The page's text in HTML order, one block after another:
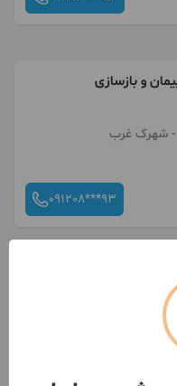
و بازسازى
- شهرک غرب
091208***93
تاصد ازگودبرداری
- ایران